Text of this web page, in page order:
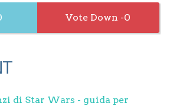
0
di Star Wars - guida per